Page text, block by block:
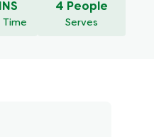
Time
4 People
Serves